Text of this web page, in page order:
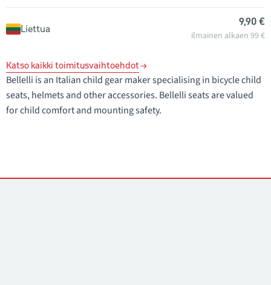
Liettua
9,90 €
ilmainen alkaen 99 €
Katso kaikki toimitusvaihtoehdot
Bellelli is an Italian child gear maker specialising in bicycle child
seats, helmets and other accessories. Bellelli seats are valued
for child comfort and mounting safety.